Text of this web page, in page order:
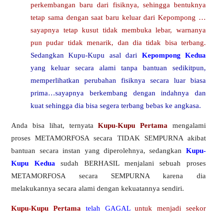
perkembangan baru dari fisiknya, sehingga bentuknya
tetap sama dengan saat baru keluar dari Kepompong …
sayapnya tetap kusut tidak membuka lebar, warnanya
pun pudar tidak menarik, dan dia tidak bisa terbang.
Sedangkan Kupu-Kupu asal dari Kepompong Kedua
yang keluar secara alami tanpa bantuan sedikitpun,
memperlihatkan perubahan fisiknya secara luar biasa
prima…sayapnya berkembang dengan indahnya dan
kuat sehingga dia bisa segera terbang bebas ke angkasa.
Anda bisa lihat, ternyataKupu-Kupu Pertama mengalami
proses METAMORFOSA secara TIDAK SEMPURNA akibat
bantuan secara instan yang diperolehnya, sedangkan Kupu-
Kupu Kedua sudah BERHASIL menjalani sebuah proses
METAMORFOSA secara SEMPURNA karena dia
melakukannya secara alami dengan kekuatannya sendiri.
Kupu-Kupu Pertama telah GAGALuntuk menjadi seekor